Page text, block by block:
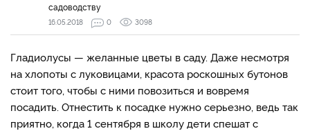
садоводству
16.05.2018 0 3098
Гладиолусы — желанные цветы в саду. Даже несмотря
на хлопоты с луковицами, красота роскошных бутонов
стоит того, чтобы с ними повозиться и вовремя
посадить. Отнестить к посадке нужно серьезно, ведь так
приятно, когда 1 сентября в школу дети спешат с